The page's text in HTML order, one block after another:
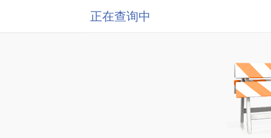
正在查询中